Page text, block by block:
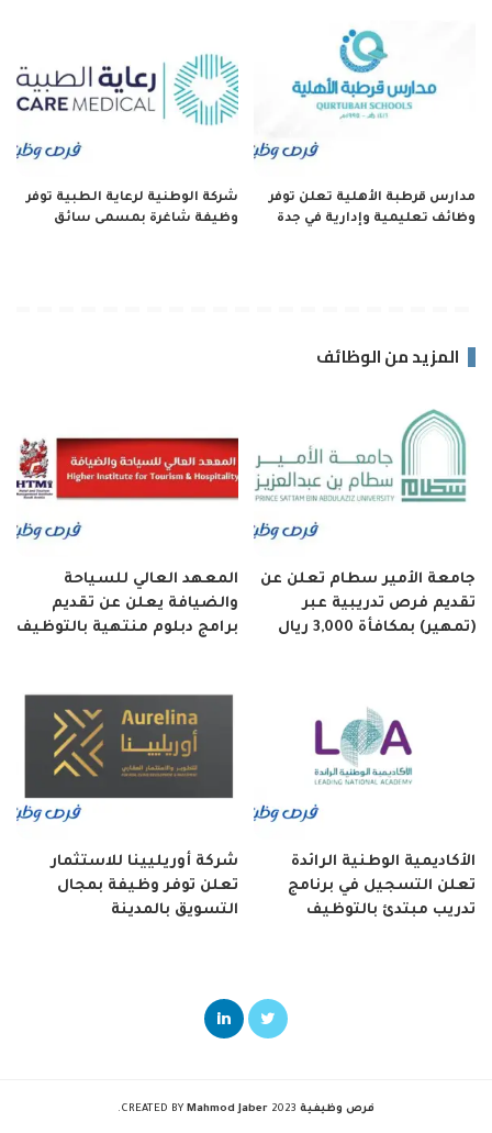
مدارس قرطبة الأهلية تعلن توفر
وظائف تعليمية وإدارية في جدة
شركة الوطنية لرعاية الطبية توفر
وظيفة شاغرة بمسمى سائق
المزيد من الوظائف
جامعة الأمير سطام تعلن عن
تقديم فرص تدريبية عبر
(تمهير) بمكافأة 3,000 ريال
المعهد العالي للسياحة
والضيافة يعلن عن تقديم
برامج دبلوم منتهية بالتوظيف
الأكاديمية الوطنية الرائدة
تعلن التسجيل في برنامج
تدريب مبتدئ بالتوظيف
شركة أوريليينا للاستثمار
تعلن توفر وظيفة بمجال
التسويق بالمدينة
فرص وظيفية 2023 CREATED BY
Mahmod Jaber
.